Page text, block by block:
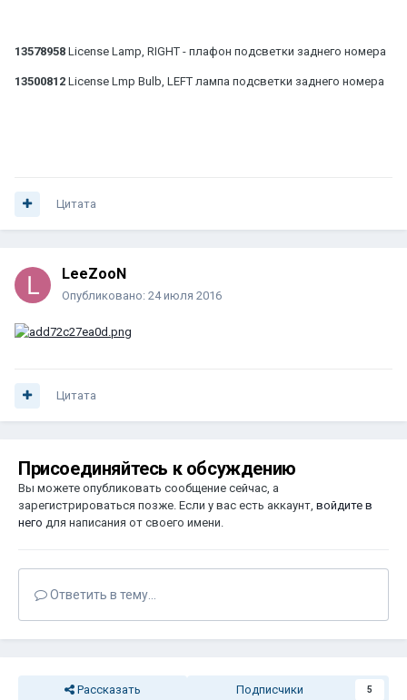
13578958 License Lamp, RIGHT - плафон подсветки заднего номера
13500812 License Lmp Bulb, LEFT лампа подсветки заднего номера
Цитата
LeeZooN
Опубликовано: 24 июля 2016
Цитата
Присоединяйтесь к обсуждению
Вы можете опубликовать сообщение сейчас, а
зарегистрироваться позже. Если у вас есть аккаунт, войдите в
него для написания от своего имени.
Ответить в тему...
Рассказать Подписчики 5